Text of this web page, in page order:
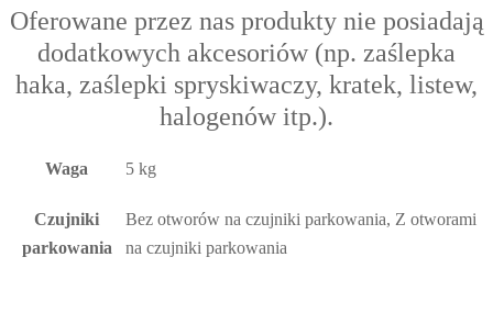
Oferowane przez nas produkty nie posiadają
dodatkowych akcesoriów (np. zaślepka
haka, zaślepki spryskiwaczy, kratek, listew,
halogenów itp.).
Waga 5 kg
Czujniki
parkowania
Bez otworów na czujniki parkowania, Z otworami
na czujniki parkowania